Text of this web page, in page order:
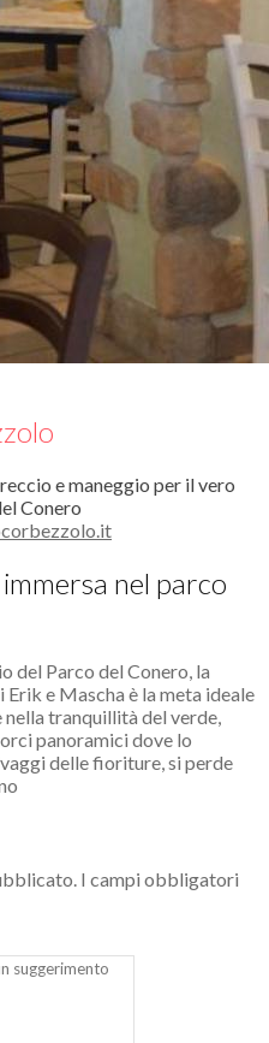
e maneggio per il vero
Conero
nel parco
del Parco del Conero, la
e Mascha è la meta ideale
tranquillità del verde,
panoramici dove lo
delle fioriture, si perde
I campi obbligatori